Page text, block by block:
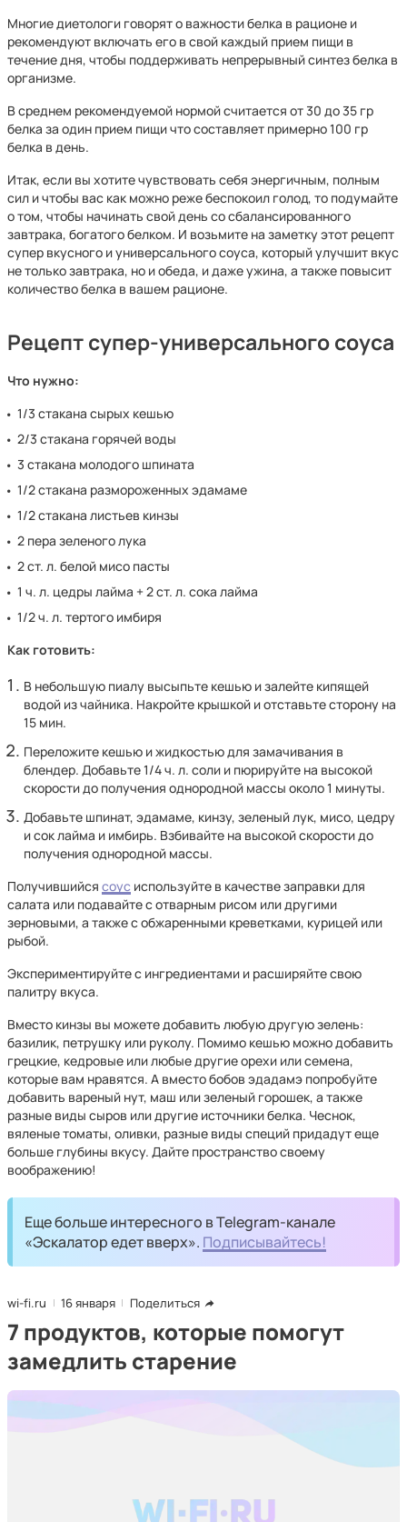
Многие диетологи говорят о важности белка в рационе и
рекомендуют включать его в свой каждый прием пищи в
течение дня, чтобы поддерживать непрерывный синтез белка в
организме.
В среднем рекомендуемой нормой считается от 30 до 35 гр
белка за один прием пищи что составляет примерно 100 гр
белка в день.
Итак, если вы хотите чувствовать себя энергичным, полным
сил и чтобы вас как можно реже беспокоил голод, то подумайте
о том, чтобы начинать свой день со сбалансированного
завтрака, богатого белком. И возьмите на заметку этот рецепт
супер вкусного и универсального соуса, который улучшит вкус
не только завтрака, но и обеда, и даже ужина, а также повысит
количество белка в вашем рационе.
Рецепт супер-универсального соуса
Что нужно:
1/3 стакана сырых кешью
2/3 стакана горячей воды
3 стакана молодого шпината
1/2 стакана размороженных эдамаме
1/2 стакана листьев кинзы
2 пера зеленого лука
2 ст. л. белой мисо пасты
1 ч. л. цедры лайма + 2 ст. л. сока лайма
1/2 ч. л. тертого имбиря
Как готовить:
В небольшую пиалу высыпьте кешью и залейте кипящей
водой из чайника. Накройте крышкой и отставьте сторону на
15 мин.
Переложите кешью и жидкостью для замачивания в
блендер. Добавьте 1/4 ч. л. соли и пюрируйте на высокой
скорости до получения однородной массы около 1 минуты.
Добавьте шпинат, эдамаме, кинзу, зеленый лук, мисо, цедру
и сок лайма и имбирь. Взбивайте на высокой скорости до
получения однородной массы.
Получившийся соус используйте в качестве заправки для
салата или подавайте с отварным рисом или другими
зерновыми, а также с обжаренными креветками, курицей или
рыбой.
Экспериментируйте с ингредиентами и расширяйте свою
палитру вкуса.
Вместо кинзы вы можете добавить любую другую зелень:
базилик, петрушку или руколу. Помимо кешью можно добавить
грецкие, кедровые или любые другие орехи или семена,
которые вам нравятся. А вместо бобов эдадамэ попробуйте
добавить вареный нут, маш или зеленый горошек, а также
разные виды сыров или другие источники белка. Чеснок,
вяленые томаты, оливки, разные виды специй придадут еще
больше глубины вкусу. Дайте пространство своему
воображению!
Еще больше интересного в Telegram-канале
«Эскалатор едет вверх». Подписывайтесь!
wi-fi.ru 16 января Поделиться
7 продуктов, которые помогут
замедлить старение